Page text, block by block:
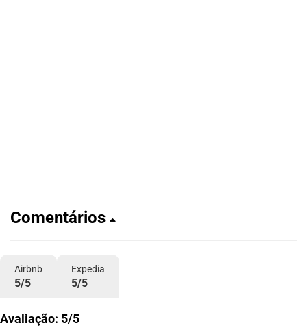
Comentários
Airbnb
5/5
Expedia
5/5
Avaliação: 5/5